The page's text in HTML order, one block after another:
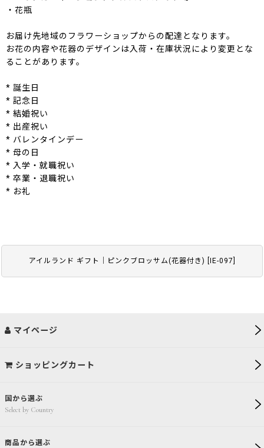
アイルランド ギフト｜ピンクブロッサム(花器付き) IE-097
・花瓶
お届け先地域のフラワーショップからの配達となります。
お花の内容や花器のデザインは入荷・在庫状況により変更とな
ることがあります。
* 誕生日
* 記念日
* 結婚祝い
* 出産祝い
* バレンタインデー
* 母の日
* 入学・就職祝い
* 卒業・退職祝い
* お礼
国から選ぶ
Select by Country
商品から選ぶ
マイページ
ショッピングカート